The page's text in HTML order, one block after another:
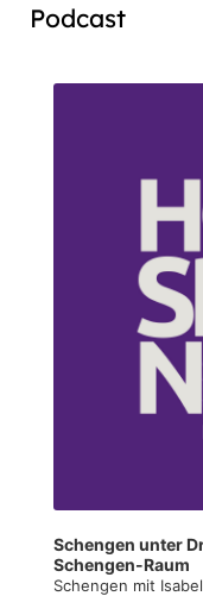
Podcast
Player
Schengen unter
Schengen-Raum
Schengen mit